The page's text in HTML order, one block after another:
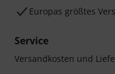
Europas größtes
Service
Versandkosten und